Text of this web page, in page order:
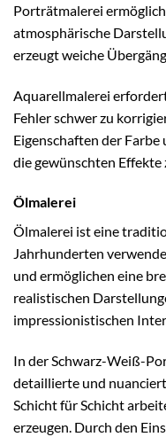
Porträtmalerei
atmosphärische
erzeugt weiche
Aquarellmalerei
Fehler schwer zu
Eigenschaften der Farbe
die gewünschten Effekte
Ölmalerei
Ölmalerei ist eine
Jahrhunderten
und ermöglichen eine
realistischen
impressionistischen
In der Schwarz-Weiß-
detaillierte und
Schicht für Schicht
erzeugen. Durch den